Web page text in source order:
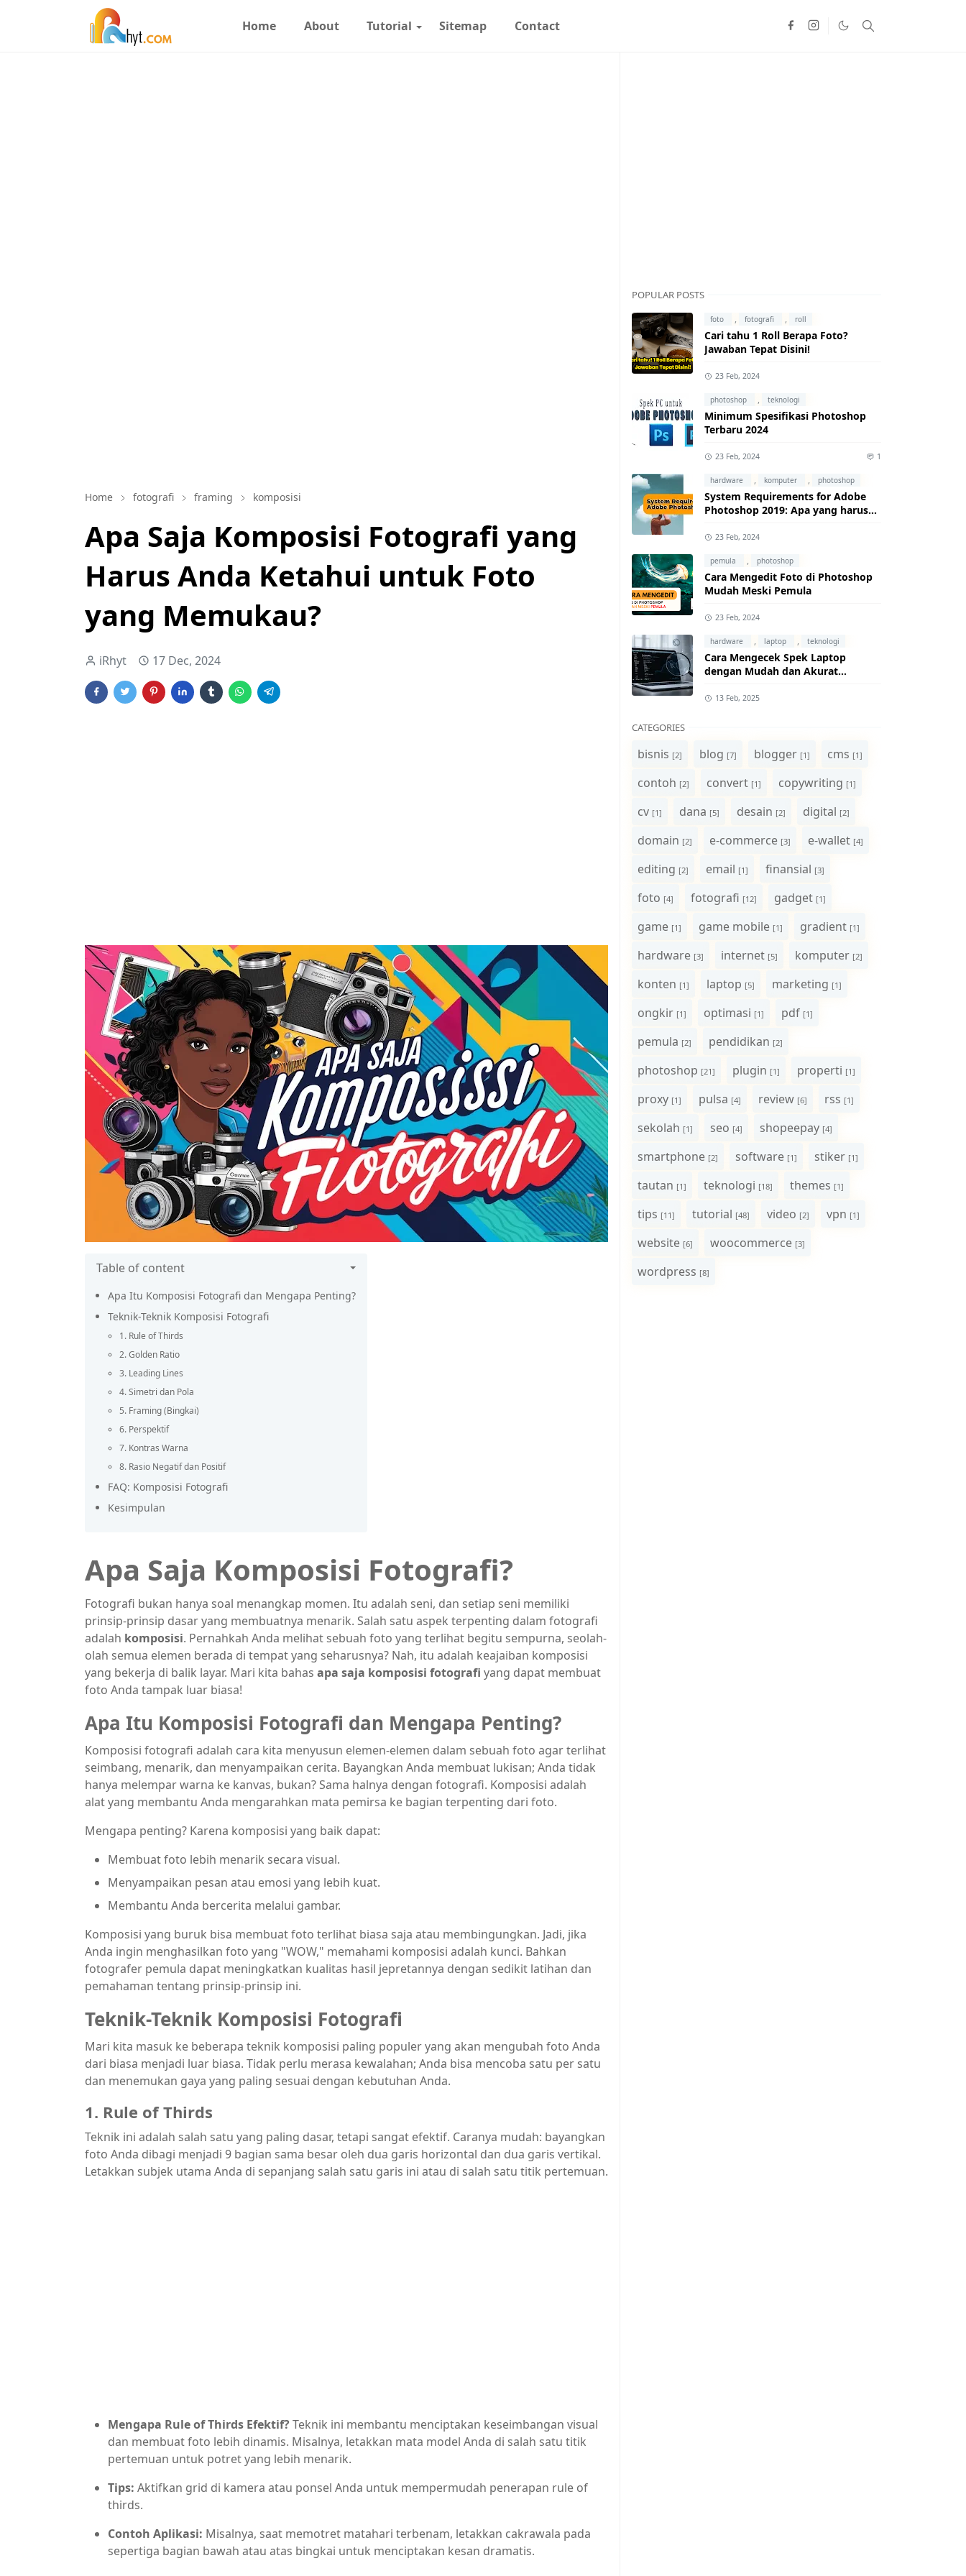
Home About Tutorial Sitemap Contact
Home fotografi framing komposisi
Apa Saja Komposisi Fotografi yang
Harus Anda Ketahui untuk Foto
yang Memukau?
iRhyt 17 Dec, 2024
Table of content
Apa Itu Komposisi Fotografi dan Mengapa Penting?
Teknik-Teknik Komposisi Fotografi
1. Rule of Thirds
2. Golden Ratio
3. Leading Lines
4. Simetri dan Pola
5. Framing (Bingkai)
6. Perspektif
7. Kontras Warna
8. Rasio Negatif dan Positif
FAQ: Komposisi Fotografi
Kesimpulan
Apa Saja Komposisi Fotografi?
Fotografi bukan hanya soal menangkap momen. Itu adalah seni, dan setiap seni memiliki
prinsip-prinsip dasar yang membuatnya menarik. Salah satu aspek terpenting dalam fotografi
adalah komposisi. Pernahkah Anda melihat sebuah foto yang terlihat begitu sempurna, seolah-
olah semua elemen berada di tempat yang seharusnya? Nah, itu adalah keajaiban komposisi
yang bekerja di balik layar. Mari kita bahas apa saja komposisi fotografi yang dapat membuat
foto Anda tampak luar biasa!
Apa Itu Komposisi Fotografi dan Mengapa Penting?
Komposisi fotografi adalah cara kita menyusun elemen-elemen dalam sebuah foto agar terlihat
seimbang, menarik, dan menyampaikan cerita. Bayangkan Anda membuat lukisan; Anda tidak
hanya melempar warna ke kanvas, bukan? Sama halnya dengan fotografi. Komposisi adalah
alat yang membantu Anda mengarahkan mata pemirsa ke bagian terpenting dari foto.
Mengapa penting? Karena komposisi yang baik dapat:
Membuat foto lebih menarik secara visual.
Menyampaikan pesan atau emosi yang lebih kuat.
Membantu Anda bercerita melalui gambar.
Komposisi yang buruk bisa membuat foto terlihat biasa saja atau membingungkan. Jadi, jika
Anda ingin menghasilkan foto yang "WOW," memahami komposisi adalah kunci. Bahkan
fotografer pemula dapat meningkatkan kualitas hasil jepretannya dengan sedikit latihan dan
pemahaman tentang prinsip-prinsip ini.
Teknik-Teknik Komposisi Fotografi
Mari kita masuk ke beberapa teknik komposisi paling populer yang akan mengubah foto Anda
dari biasa menjadi luar biasa. Tidak perlu merasa kewalahan; Anda bisa mencoba satu per satu
dan menemukan gaya yang paling sesuai dengan kebutuhan Anda.
1. Rule of Thirds
Teknik ini adalah salah satu yang paling dasar, tetapi sangat efektif. Caranya mudah: bayangkan
foto Anda dibagi menjadi 9 bagian sama besar oleh dua garis horizontal dan dua garis vertikal.
Letakkan subjek utama Anda di sepanjang salah satu garis ini atau di salah satu titik pertemuan.
Mengapa Rule of Thirds Efektif?Teknik ini membantu menciptakan keseimbangan visual
dan membuat foto lebih dinamis. Misalnya, letakkan mata model Anda di salah satu titik
pertemuan untuk potret yang lebih menarik.
Tips: Aktifkan grid di kamera atau ponsel Anda untuk mempermudah penerapan rule of
thirds.
Contoh Aplikasi: Misalnya, saat memotret matahari terbenam, letakkan cakrawala pada
sepertiga bagian bawah atau atas bingkai untuk menciptakan kesan dramatis.
POPULAR POSTS
foto , fotografi , roll
Cari tahu 1 Roll Berapa Foto?
Jawaban Tepat Disini!
23 Feb, 2024
photoshop , teknologi
Minimum Spesifikasi Photoshop
Terbaru 2024
23 Feb, 2024 1
hardware , komputer , photoshop
System Requirements for Adobe
Photoshop 2019: Apa yang harus
23 Feb, 2024
pemula , photoshop
Cara Mengedit Foto di Photoshop
Mudah Meski Pemula
23 Feb, 2024
hardware , laptop , teknologi
Cara Mengecek Spek Laptop
dengan Mudah dan Akurat
13 Feb, 2025
CATEGORIES
bisnis [2] blog [7] blogger [1] cms [1]
contoh [2] convert [1] copywriting [1]
cv [1] dana [5] desain [2] digital [2]
domain [2] e-commerce [3] e-wallet [4]
editing [2] email [1] finansial [3]
foto [4] fotografi [12] gadget [1]
game [1] game mobile [1] gradient [1]
hardware [3] internet [5] komputer [2]
konten [1] laptop [5] marketing [1]
ongkir [1] optimasi [1] pdf [1]
pemula [2] pendidikan [2]
photoshop [21] plugin [1] properti [1]
proxy [1] pulsa [4] review [6] rss [1]
sekolah [1] seo [4] shopeepay [4]
smartphone [2] software [1] stiker [1]
tautan [1] teknologi [18] themes [1]
tips [11] tutorial [48] video [2] vpn [1]
website [6] woocommerce [3]
wordpress [8]